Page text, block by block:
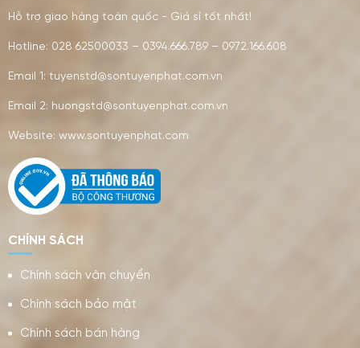
Hỗ trợ giao hàng toàn quốc - Giá sỉ tốt nhất!
Hotline: 028 62500033 – 0394.666.789 – 0972.166.608
Email 1: tuyenstd@sontuyenphat.com.vn
Email 2: huongstd@sontuyenphat.com.vn
Website: www.sontuyenphat.com
CHÍNH SÁCH
Chính sách vận chuyển
Chính sách bảo mật
Chính sách bán hàng